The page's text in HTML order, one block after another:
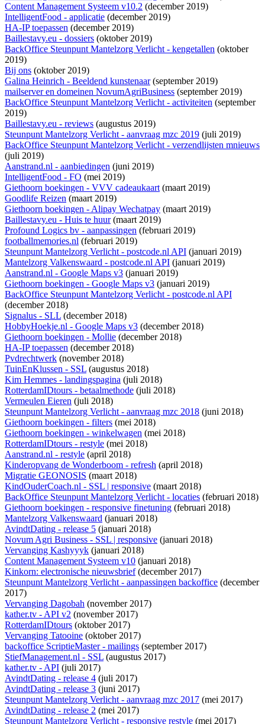
Content Management Systeem v10.2 (december 2019)
IntelligentFood - applicatie (december 2019)
HA-IP toepassen (december 2019)
Baillestavy.eu - dossiers (oktober 2019)
BackOffice Steunpunt Mantelzorg Verlicht - kengetallen (oktober
2019)
Bij ons (oktober 2019)
Galina Heinrich - Beeldend kunstenaar(september 2019)
mailserver en domeinen NovumAgriBusiness (september 2019)
BackOffice Steunpunt Mantelzorg Verlicht - activiteiten (september
2019)
Baillestavy.eu - reviews (augustus 2019)
Steunpunt Mantelzorg Verlicht - aanvraag mzc 2019 (juli 2019)
BackOffice Steunpunt Mantelzorg Verlicht - verzendlijsten mnieuws
(juli 2019)
Aanstrand.nl - aanbiedingen (juni 2019)
IntelligentFood - FO (mei 2019)
Giethoorn boekingen - VVV cadeaukaart(maart 2019)
Goodlife Reizen (maart 2019)
Giethoorn boekingen - Alipay Wechatpay (maart 2019)
Baillestavy.eu - Huis te huur(maart 2019)
Profound Logics bv - aanpassingen (februari 2019)
footballmemories.nl (februari 2019)
Steunpunt Mantelzorg Verlicht - postcode.nl API (januari 2019)
Mantelzorg Valkenswaard - postcode.nl API (januari 2019)
Aanstrand.nl - Google Maps v3 (januari 2019)
Giethoorn boekingen - Google Maps v3 (januari 2019)
BackOffice Steunpunt Mantelzorg Verlicht - postcode.nl API
(december 2018)
Signalus - SLL (december 2018)
HobbyHoekje.nl - Google Maps v3 (december 2018)
Giethoorn boekingen - Mollie (december 2018)
HA-IP toepassen (december 2018)
Pvdrechtwerk (november 2018)
TuinEnKlussen - SSL (augustus 2018)
Kim Hemmes - landingspagina (juli 2018)
RotterdamIDtours - betaalmethode (juli 2018)
Vermeulen Eieren (juli 2018)
Steunpunt Mantelzorg Verlicht - aanvraag mzc 2018 (juni 2018)
Giethoorn boekingen - filters (mei 2018)
Giethoorn boekingen - winkelwagen (mei 2018)
RotterdamIDtours - restyle (mei 2018)
Aanstrand.nl - restyle (april 2018)
Kinderopvang de Wonderboom - refresh (april 2018)
Migratie GEONOSIS (maart 2018)
KindOuderCoach.nl - SSL | responsive (maart 2018)
BackOffice Steunpunt Mantelzorg Verlicht - locaties (februari 2018)
Giethoorn boekingen - responsive finetuning (februari 2018)
Mantelzorg Valkenswaard (januari 2018)
AvindtDating - release 5 (januari 2018)
Novum Agri Business - SSL | responsive (januari 2018)
Vervanging Kashyyyk (januari 2018)
Content Management Systeem v10 (januari 2018)
Kinkorn: electronische nieuwsbrief(december 2017)
Steunpunt Mantelzorg Verlicht - aanpassingen backoffice (december
2017)
Vervanging Dagobah (november 2017)
kather.tv - API v2 (november 2017)
RotterdamIDtours (oktober 2017)
Vervanging Tatooine (oktober 2017)
backoffice ScriptieMaster - mailings (september 2017)
StiefManagement.nl - SSL (augustus 2017)
kather.tv - API (juli 2017)
AvindtDating - release 4 (juli 2017)
AvindtDating - release 3 (juni 2017)
Steunpunt Mantelzorg Verlicht - aanvraag mzc 2017 (mei 2017)
AvindtDating - release 2 (mei 2017)
Steunpunt Mantelzorg Verlicht - responsive restyle (mei 2017)